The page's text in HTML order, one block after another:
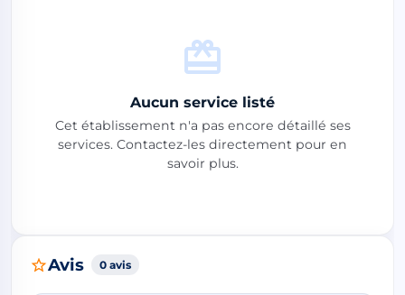
Aucun service listé
Cet établissement n'a pas encore détaillé ses
services. Contactez-les directement pour en
savoir plus.
Avis 0 avis